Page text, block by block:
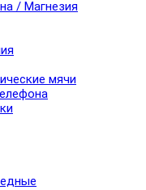
/ Магнезия
мячи